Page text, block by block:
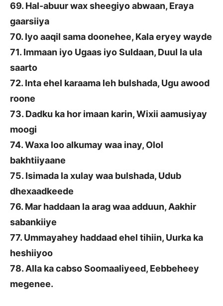
69. Hal-abuur wax sheegiyo abwaan, Eraya
gaarsiiya
70. Iyo aaqil sama doonehee, Kala eryey wayde
71. Immaan iyo Ugaas iyo Suldaan, Duul la ula
saarto
72. Inta ehel karaama leh bulshada, Ugu awood
roone
73. Dadku ka hor imaan karin, Wixii aamusiyay
moogi
74. Waxa loo alkumay waa inay, Olol
bakhtiiyaane
75. Isimada la xulay waa bulshada, Udub
dhexaadkeede
76. Mar haddaan la arag waa adduun, Aakhir
sabankiiye
77. Ummayahey haddaad ehel tihiin, Uurka ka
heshiiyoo
78. Alla ka cabso Soomaaliyeed, Eebbeheey
megenee.